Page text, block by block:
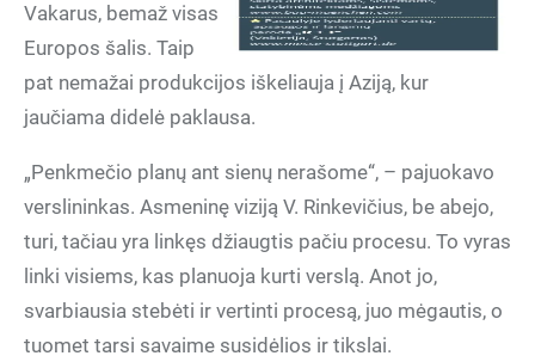
Vakarus, bemaž visas
Europos šalis. Taip
pat nemažai produkcijos iškeliauja į Aziją, kur
jaučiama didelė paklausa.
„Penkmečio planų ant sienų nerašome“, – pajuokavo
verslininkas. Asmeninę viziją V. Rinkevičius, be abejo,
turi, tačiau yra linkęs džiaugtis pačiu procesu. To vyras
linki visiems, kas planuoja kurti verslą. Anot jo,
svarbiausia stebėti ir vertinti procesą, juo mėgautis, o
tuomet tarsi savaime susidėlios ir tikslai.